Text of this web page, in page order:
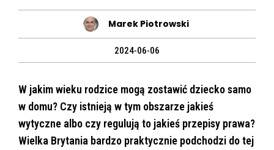
Marek Piotrowski
2024-06-06
W jakim wieku rodzice mogą zostawić dziecko samo
w domu? Czy istnieją w tym obszarze jakieś
wytyczne albo czy regulują to jakieś przepisy prawa?
Wielka Brytania bardzo praktycznie podchodzi do tej